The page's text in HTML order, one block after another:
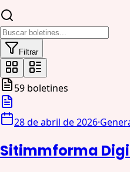
Filtrar
59 boletines
28 de abril de 2026·
Sitimmforma